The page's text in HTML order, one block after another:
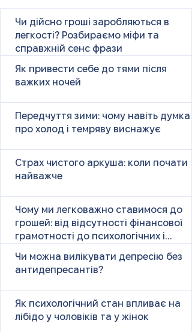
Чи дійсно гроші заробляються в
легкості? Розбираємо міфи та
справжній сенс фрази
Як привести себе до тями після
важких ночей
Передчуття зими: чому навіть думка
про холод і темряву виснажує
Страх чистого аркуша: коли почати
найважче
Чому ми легковажно ставимося до
грошей: від відсутності фінансової
грамотності до психологічних і
Чи можна вилікувати депресію без
антидепресантів?
Як психологічний стан впливає на
лібідо у чоловіків та у жінок